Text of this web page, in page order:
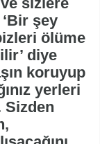
şey
ölüme
diye
koruyup
yerleri
Sizden